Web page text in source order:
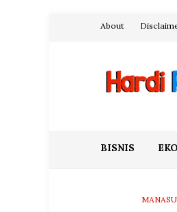
About
BISNIS